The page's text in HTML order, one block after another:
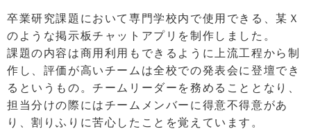
卒業研究課題において専門学校内で使用できる、某Ｘ
のような掲示板チャットアプリを制作しました。
課題の内容は商用利用もできるように上流工程から制
作し、評価が高いチームは全校での発表会に登壇でき
るというもの。チームリーダーを務めることとなり、
担当分けの際にはチームメンバーに得意不得意があ
り、割りふりに苦心したことを覚えています。